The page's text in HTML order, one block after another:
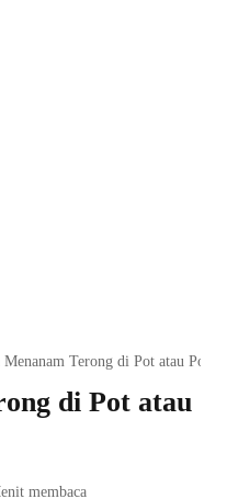
Menanam Terong di Pot atau
di Pot atau
membaca